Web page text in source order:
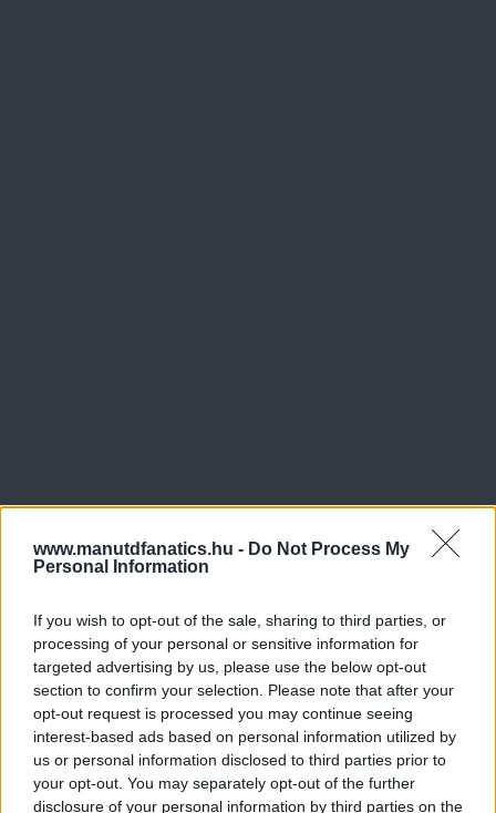
www.manutdfanatics.hu - Do Not Process My
Personal Information
If you wish to opt-out of the sale, sharing to third parties, or
processing of your personal or sensitive information for
targeted advertising by us, please use the below opt-out
section to confirm your selection. Please note that after your
opt-out request is processed you may continue seeing
interest-based ads based on personal information utilized by
us or personal information disclosed to third parties prior to
your opt-out. You may separately opt-out of the further
disclosure of your personal information by third parties on the